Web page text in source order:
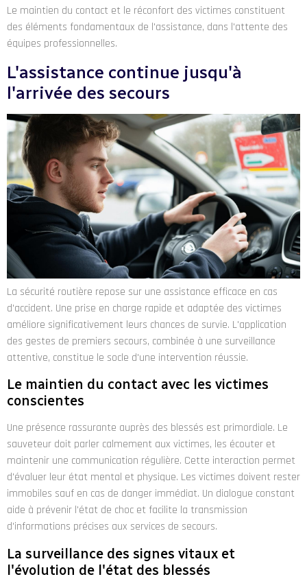
Le maintien du contact et le réconfort des victimes constituent
des éléments fondamentaux de l'assistance, dans l'attente des
équipes professionnelles.
L'assistance continue jusqu'à
l'arrivée des secours
La sécurité routière repose sur une assistance efficace en cas
d'accident. Une prise en charge rapide et adaptée des victimes
améliore significativement leurs chances de survie. L'application
des gestes de premiers secours, combinée à une surveillance
attentive, constitue le socle d'une intervention réussie.
Le maintien du contact avec les victimes
conscientes
Une présence rassurante auprès des blessés est primordiale. Le
sauveteur doit parler calmement aux victimes, les écouter et
maintenir une communication régulière. Cette interaction permet
d'évaluer leur état mental et physique. Les victimes doivent rester
immobiles sauf en cas de danger immédiat. Un dialogue constant
aide à prévenir l'état de choc et facilite la transmission
d'informations précises aux services de secours.
La surveillance des signes vitaux et
l'évolution de l'état des blessés